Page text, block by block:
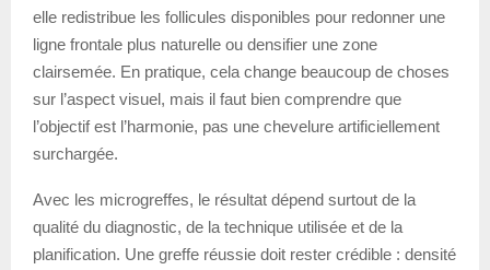
elle redistribue les follicules disponibles pour redonner une
ligne frontale plus naturelle ou densifier une zone
clairsemée. En pratique, cela change beaucoup de choses
sur l’aspect visuel, mais il faut bien comprendre que
l’objectif est l’harmonie, pas une chevelure artificiellement
surchargée.
Avec les microgreffes, le résultat dépend surtout de la
qualité du diagnostic, de la technique utilisée et de la
planification. Une greffe réussie doit rester crédible : densité